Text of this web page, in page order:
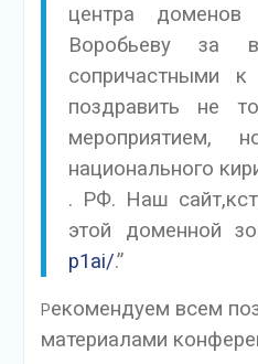
центра
Воробьеву за
сопричастными
поздравить не
национального
. РФ. Наш
этой доменной
p1ai/.”
Рекомендуем всем
материалами